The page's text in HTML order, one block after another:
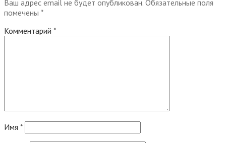
Ваш адрес email не будет опубликован. Обязательные поля
помечены *
Комментарий *
Имя *